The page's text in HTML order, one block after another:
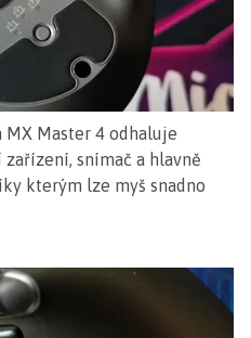
MX Master 4 odhaluje
snímač a hlavně
kterým lze myš snadno